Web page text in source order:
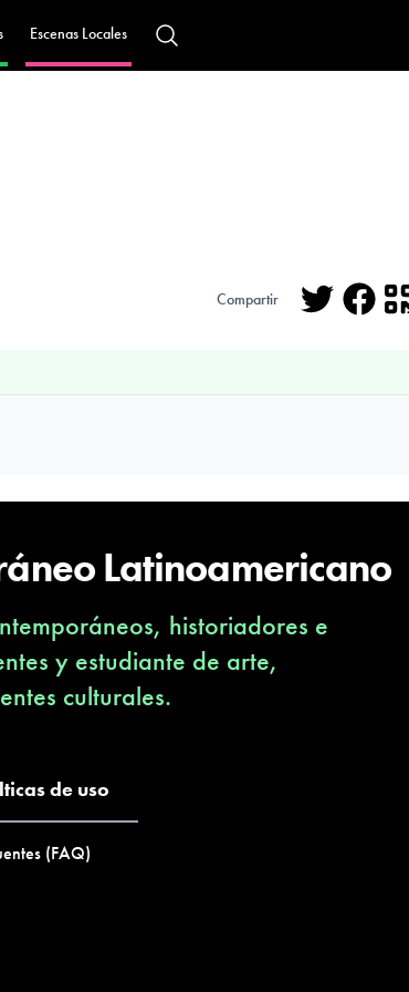
Escenas Locales
Compartir
Latinoamericano
historiadores e
y estudiante de arte,
culturales.
de uso
(FAQ)